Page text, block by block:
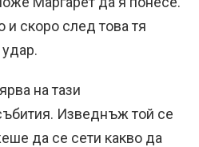
и скоро след това тя
на тази
Изведнъж той се
да се сети какво да